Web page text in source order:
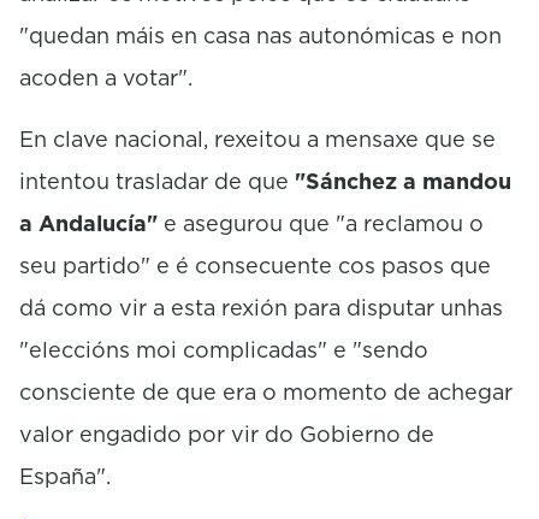
"quedan máis en casa nas autonómicas e non
acoden a votar".
En clave nacional, rexeitou a mensaxe que se
intentou trasladar de que "Sánchez a mandou
a Andalucía" e asegurou que "a reclamou o
seu partido" e é consecuente cos pasos que
dá como vir a esta rexión para disputar unhas
"eleccións moi complicadas" e "sendo
consciente de que era o momento de achegar
valor engadido por vir do Gobierno de
España".